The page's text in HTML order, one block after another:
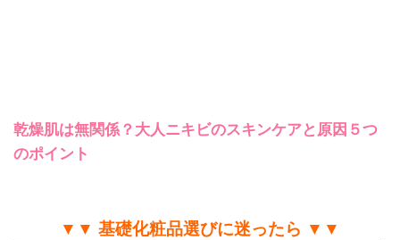
乾燥肌は無関係？大人ニキビのスキンケアと原因５つ
のポイント
▼▼ 基礎化粧品選びに迷ったら ▼▼